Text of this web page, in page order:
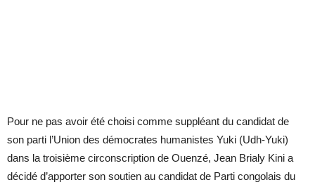
Pour ne pas avoir été choisi comme suppléant du candidat de
son parti l’Union des démocrates humanistes Yuki (Udh-Yuki)
dans la troisième circonscription de Ouenzé, Jean Brialy Kini a
décidé d’apporter son soutien au candidat de Parti congolais du